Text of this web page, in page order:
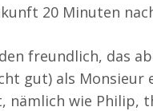
20 Minuten
freundlich, das
gut) als Monsieur
nämlich wie Philip,